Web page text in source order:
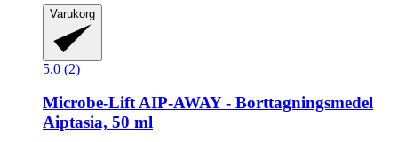
Varukorg
5.0 (2)
Microbe-LiftAIP-​AWAY -​ Borttagningsmedel
Aiptasia, 50 ml